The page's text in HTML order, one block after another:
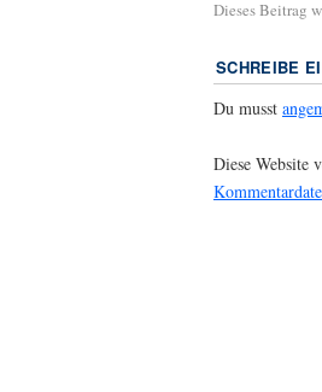
Dieses Beitrag
SCHREIBE
Du musst
Diese Website